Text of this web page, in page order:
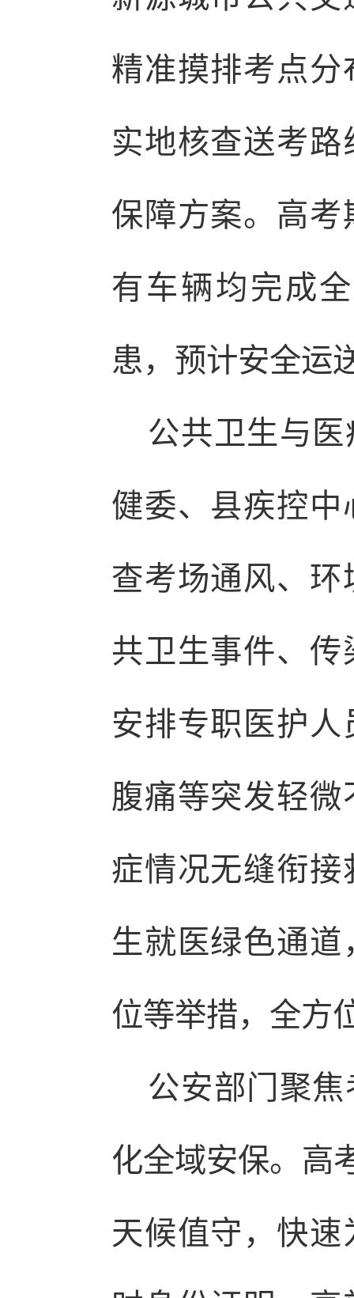
精准摸排考点
实地核查送考
保障方案。高考
有车辆均完成
患，预计安全运
公共卫生与医
健委、县疾控
查考场通风、
共卫生事件、
安排专职医护
腹痛等突发轻
症情况无缝衔
生就医绿色通
位等举措，全方
公安部门聚焦
化全域安保。高
天候值守，快